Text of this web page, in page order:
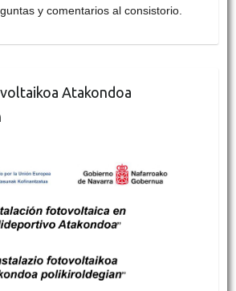
y comentarios al consistorio.
Atakondoa